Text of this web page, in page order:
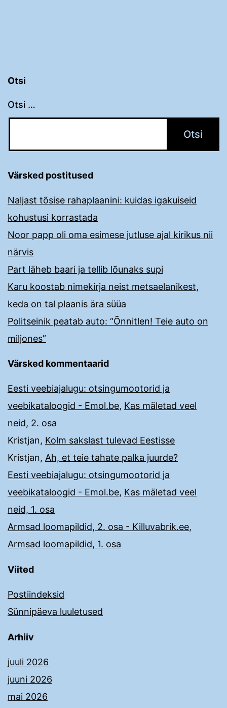
Otsi
Otsi …
Värsked postitused
Naljast tõsise rahaplaanini: kuidas igakuiseid
kohustusi korrastada
Noor papp oli oma esimese jutluse ajal kirikus nii
närvis
Part läheb baari ja tellib lõunaks supi
Karu koostab nimekirja neist metsaelanikest,
keda on tal plaanis ära süüa
Politseinik peatab auto: “Õnnitlen! Teie auto on
miljones”
Värsked kommentaarid
Eesti veebiajalugu: otsingumootorid ja
veebikataloogid - Emol.be, Kas mäletad veel
neid, 2. osa
Kristjan, Kolm sakslast tulevad Eestisse
Kristjan, Ah, et teie tahate palka juurde?
Eesti veebiajalugu: otsingumootorid ja
veebikataloogid - Emol.be, Kas mäletad veel
neid, 1. osa
Armsad loomapildid, 2. osa - Killuvabrik.ee,
Armsad loomapildid, 1. osa
Viited
Postiindeksid
Sünnipäeva luuletused
Arhiiv
juuli 2026
juuni 2026
mai 2026